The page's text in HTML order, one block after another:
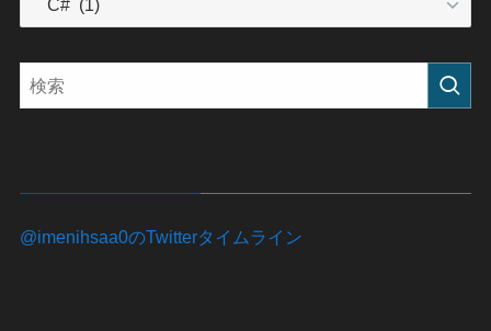
リ
@imenihsaa0のTwitterタイムライン